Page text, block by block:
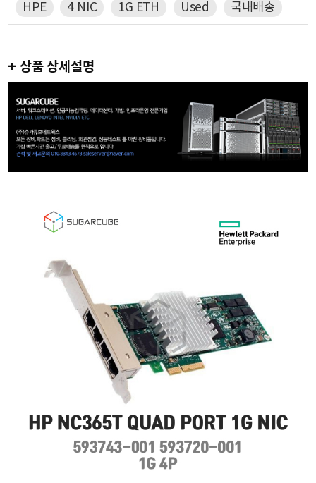
HPE 4 NIC 1G ETH Used 국내배송
+ 상품 상세설명